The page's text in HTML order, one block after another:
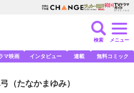
検索 メニュー
マ映画 インタビュー 連載 無料コミック
（たなかまゆみ）